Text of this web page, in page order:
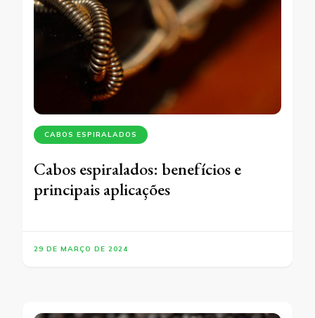
CABOS ESPIRALADOS
Cabos espiralados: benefícios e
principais aplicações
29 DE MARÇO DE 2024